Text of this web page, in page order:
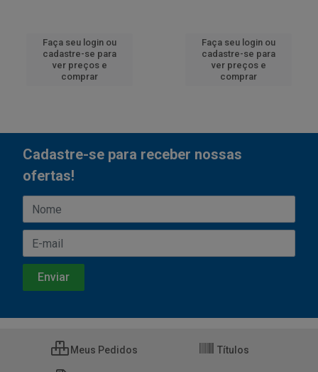
Faça seu login ou
cadastre-se para
ver preços e
comprar
Faça seu login ou
cadastre-se para
ver preços e
comprar
Cadastre-se para receber nossas
ofertas!
Meus Pedidos Títulos